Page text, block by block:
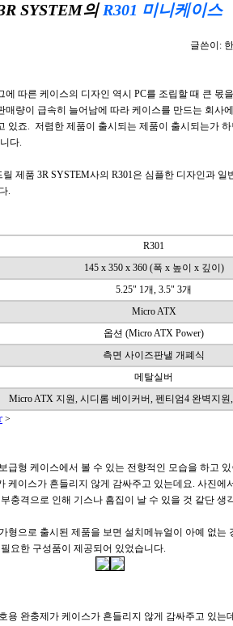
SYSTEM의R301 미니케이스
글쓴이:
에 따른 케이스의 디자인 역시 PC를 조립할 때 큰 몫
매량이 급속히 늘어남에 따라 케이스를 만드는 회사
있죠. 저렴한 제품이 출시되는 제품이 출시되는가
다.
제품 3R SYSTEM사의 R301은 심플한 디자인과 일
.
R301
145 x 350 x 360 (폭 x 높이 x 깊이)
5.25" 1개, 3.5" 3개
Micro ATX
옵션 (Micro ATX Power)
측면 사이즈판낼 개폐식
메탈실버
Micro ATX 지원, 시디롬 베이커버, 펜티엄4 완벽지
>
급형 케이스에서 볼 수 있는 전향적인 모습을 하고
케이스가 흔들리지 않게 감싸주고 있는데요. 사진에
충격으로 인해 기스나 흠집이 날 수 있을 것 같단 생
형으로 출시된 제품을 보면 설치메뉴얼이 아예 없는
요한 구성품이 제공되어 있었습니다.
용 완충제가 케이스가 흔들리지 않게 감싸주고 있는